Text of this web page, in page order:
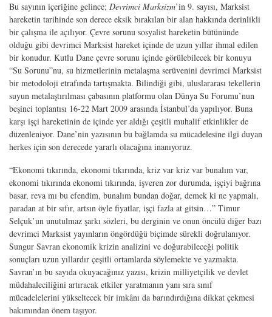
Bu sayının içeriğine gelince; Devrimci Marksizm’in 9. sayısı, Marksist
hareketin tarihinde son derece eksik bırakılan bir alan hakkında derinlikli
bir çalışma ile açılıyor. Çevre sorunu sosyalist hareketin bütününde
olduğu gibi devrimci Marksist hareket içinde de uzun yıllar ihmal edilen
bir konudur. Kutlu Dane çevre sorunu içinde görülebilecek bir konuyu
“Su Sorunu”nu, su hizmetlerinin metalaşma serüvenini devrimci Marksist
bir metodoloji etrafında tartışmakta. Bilindiği gibi, uluslararası tekellerin
suyun metalaştırılması çabasının platformu olan Dünya Su Forumu’nun
beşinci toplantısı 16-22 Mart 2009 arasında İstanbul’da yapılıyor. Buna
karşı işçi hareketinin de içinde yer aldığı çeşitli muhalif etkinlikler de
düzenleniyor. Dane’nin yazısının bu bağlamda su mücadelesine ilgi duyan
herkes için son derecede yararlı olacağına inanıyoruz.
“Ekonomi tıkırında, ekonomi tıkırında, kriz var kriz var bunalım var,
ekonomi tıkırında ekonomi tıkırında, işveren zor durumda, işçiyi bağrına
basar, reva mı bu efendim, bunalım bundan doğar, demek ki ne yapmalı,
paradan at bir sıfır, artsın öyle fiyatlar, işçi fazla at gitsin…” Timur
Selçuk’un unutulmaz şarkı sözleri, bu derginin ve onun öncülü diğer bazı
devrimci Marksist yayınların öngördüğü biçimde sürekli doğrulanıyor.
Sungur Savran ekonomik krizin analizini ve doğurabileceği politik
sonuçları uzun yıllardır çeşitli ortamlarda söylemekte ve yazmakta.
Savran’ın bu sayıda okuyacağınız yazısı, krizin milliyetçilik ve devlet
müdahaleciliğini artıracak etkiler yaratmanın yanı sıra sınıf
mücadelelerini yükseltecek bir imkânı da barındırdığına dikkat çekmesi
bakımından önem taşıyor.